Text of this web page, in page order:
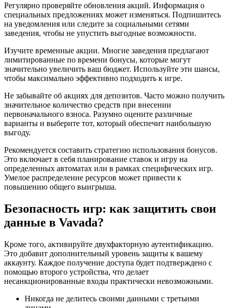
Регулярно проверяйте обновления акций. Информация о
специальных предложениях может изменяться. Подпишитесь
на уведомления или следите за социальными сетями
заведения, чтобы не упустить выгодные возможности.
Изучите временные акции. Многие заведения предлагают
лимитированные по времени бонусы, которые могут
значительно увеличить ваш бюджет. Используйте эти шансы,
чтобы максимально эффективно подходить к игре.
Не забывайте об акциях для депозитов. Часто можно получить
значительное количество средств при внесении
первоначального взноса. Разумно оцените различные
варианты и выберите тот, который обеспечит наибольшую
выгоду.
Рекомендуется составить стратегию использования бонусов.
Это включает в себя планирование ставок и игру на
определенных автоматах или в рамках специфических игр.
Умелое распределение ресурсов может привести к
повышению общего выигрыша.
Безопасность игр: как защитить свои
данные в Vavada?
Кроме того, активируйте двухфакторную аутентификацию.
Это добавит дополнительный уровень защиты к вашему
аккаунту. Каждое получение доступа будет подтверждено с
помощью второго устройства, что делает
несанкционированные входы практически невозможными.
Никогда не делитесь своими данными с третьими